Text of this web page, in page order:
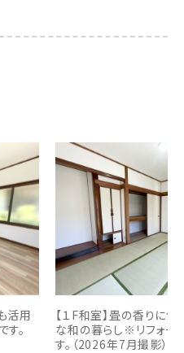
活用
。
【１F和室】畳の香りに
な和の暮らし※リフォー
す。（2026年7月撮影）